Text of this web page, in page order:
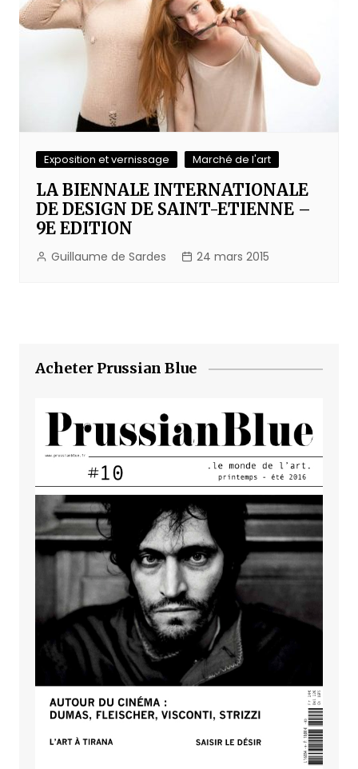
Exposition et vernissage Marché de l'art
LA BIENNALE INTERNATIONALE
DE DESIGN DE SAINT-ETIENNE –
9E EDITION
Guillaume de Sardes 24 mars 2015
Acheter Prussian Blue